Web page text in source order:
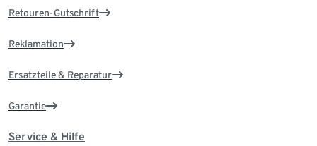
Retouren-Gutschrift
Reklamation
Ersatzteile & Reparatur
Garantie
Service & Hilfe